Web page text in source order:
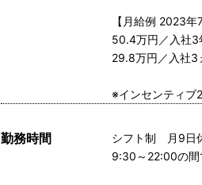
【月給例 2023年
50.4万円／入社3
29.8万円／入社3
※インセンティブ
勤務時間
シフト制 月9日
9:30～22:00の間